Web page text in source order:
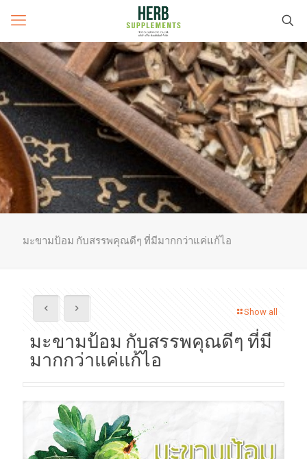
มะขามป้อม กับสรรพคุณดีๆ ที่มีมากกว่าแค่แก้ไอ
Show all
มะขามป้อม กับสรรพคุณดีๆ ที่มี
มากกว่าแค่แก้ไอ